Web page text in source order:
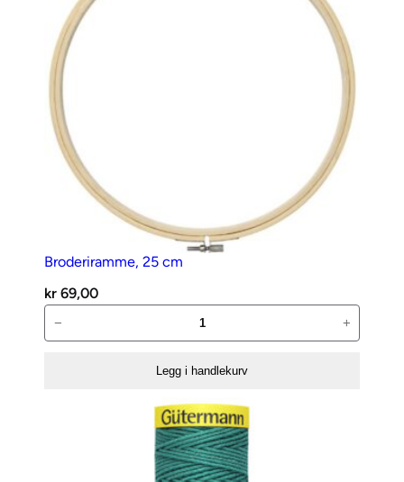
Broderiramme, 25 cm
kr 69,00
25
− +
Legg i handlekurv